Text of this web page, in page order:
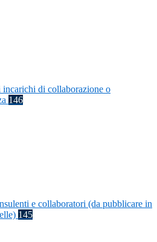
di collaborazione o
146
e collaboratori (da pubblicare in
145